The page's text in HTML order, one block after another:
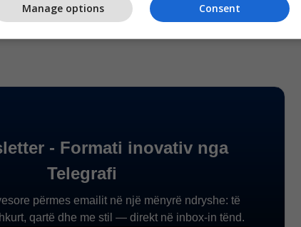
Consent
Manage options